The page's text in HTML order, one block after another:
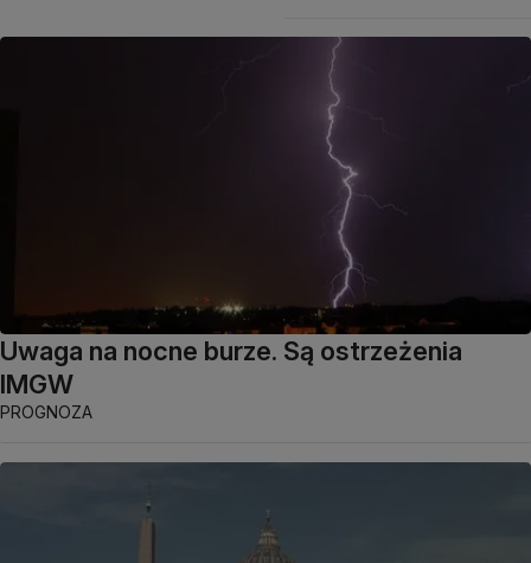
Uwaga na nocne burze. Są ostrzeżenia
IMGW
PROGNOZA